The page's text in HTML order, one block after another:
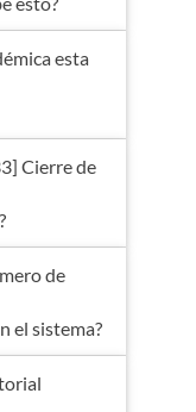
esta
Cierre de
de
el sistema?